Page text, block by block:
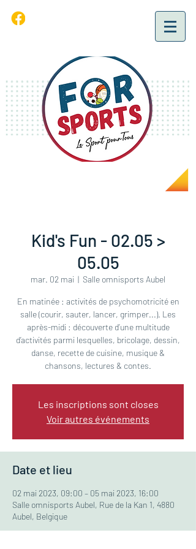
Kid's Fun - 02.05 >
05.05
mar. 02 mai
  |
Salle omnisports Aubel
En matinée : activités de psychomotricité en
salle (courir, sauter, lancer, grimper...). Les
après-midi : découverte d’une multitude
d’activités parmi lesquelles, bricolage, dessin,
danse, recette de cuisine, musique &
chansons, lectures & contes.
Les inscriptions sont closes
Voir autres événements
Date et lieu
02 mai 2023, 09:00 – 05 mai 2023, 16:00
Salle omnisports Aubel, Rue de la Kan 1, 4880
Aubel, Belgique